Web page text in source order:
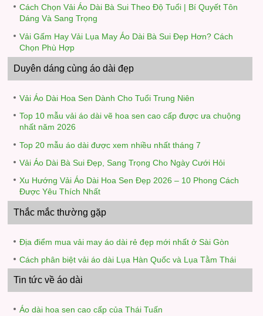
Cách Chọn Vải Áo Dài Bà Sui Theo Độ Tuổi | Bí Quyết Tôn
Dáng Và Sang Trọng
Vải Gấm Hay Vải Lụa May Áo Dài Bà Sui Đẹp Hơn? Cách
Chọn Phù Hợp
Duyên dáng cùng áo dài đẹp
Vải Áo Dài Hoa Sen Dành Cho Tuổi Trung Niên
Top 10 mẫu vải áo dài vẽ hoa sen cao cấp được ưa chuộng
nhất năm 2026
Top 20 mẫu áo dài được xem nhiều nhất tháng 7
Vải Áo Dài Bà Sui Đẹp, Sang Trọng Cho Ngày Cưới Hỏi
Xu Hướng Vải Áo Dài Hoa Sen Đẹp 2026 – 10 Phong Cách
Được Yêu Thích Nhất
Thắc mắc thường gặp
Địa điểm mua vải may áo dài rẻ đẹp mới nhất ở Sài Gòn
Cách phân biệt vải áo dài Lụa Hàn Quốc và Lụa Tằm Thái
Tin tức về áo dài
Áo dài hoa sen cao cấp của Thái Tuấn